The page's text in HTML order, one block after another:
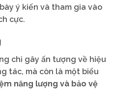
ý kiến và tham gia vào
cực.
chỉ gây ấn tượng về hiệu
tác, mà còn là một biểu
năng lượng và bảo vệ